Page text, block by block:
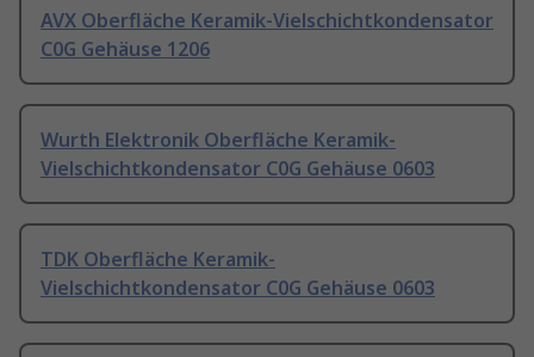
AVX Oberfläche Keramik-Vielschichtkondensator
C0G Gehäuse 1206
Wurth Elektronik Oberfläche Keramik-
Vielschichtkondensator C0G Gehäuse 0603
TDK Oberfläche Keramik-
Vielschichtkondensator C0G Gehäuse 0603